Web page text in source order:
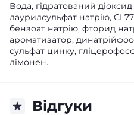
Вода, гідратований
лаурилсульфат натрію, CI
бензоат натрію, фторид
ароматизатор,
сульфат цинку,
лімонен.
Відгуки